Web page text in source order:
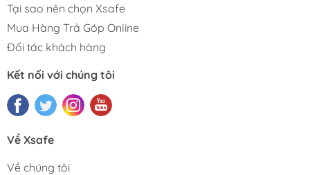
Tại sao nên chọn Xsafe
Mua Hàng Trả Góp Online
Đối tác khách hàng
Kết nối với chúng tôi
Về Xsafe
Về chúng tôi